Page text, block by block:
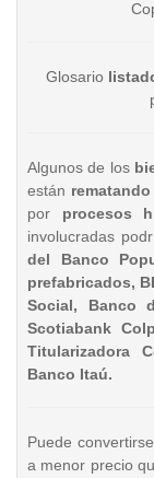
Glosario
Algunos de los
están rematando
por procesos
involucradas
del Banco
prefabricados,
Social, Banco
Scotiabank
Titularizadora
Banco Itaú.
Puede
a menor precio